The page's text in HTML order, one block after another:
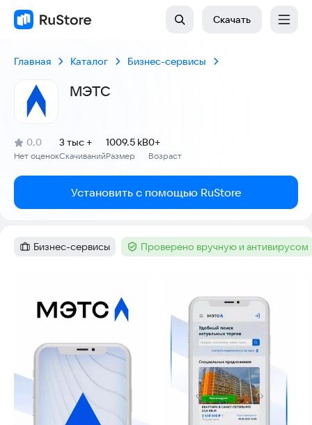
Скачать
Главная Каталог Бизнес-сервисы
МЭТС
Рейтинг:
0,0
(
Нет оценок
)
Скачиваний
3 тыс +
Размер
1009.5 kB
Возраст
0+
Установить с помощью RuStore
Категория :
Бизнес-сервисы Тег :Проверено вручную и антивирусом